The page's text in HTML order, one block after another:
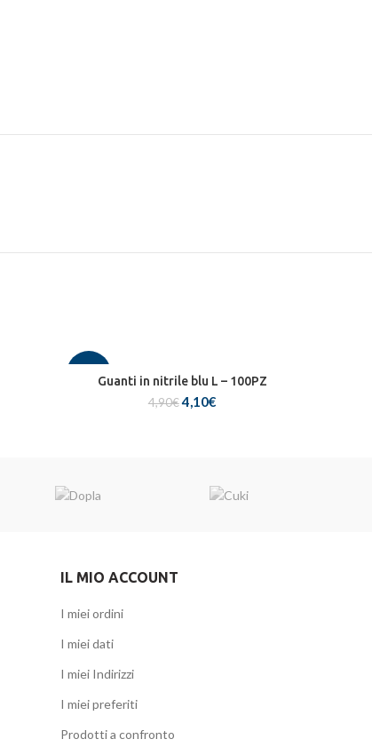
Guanti in nitrile blu L – 100PZ
4,90€Il
4,10€Il
IL MIO ACCOUNT
I miei ordini
I miei dati
I miei Indirizzi
I miei preferiti
Prodotti a confronto